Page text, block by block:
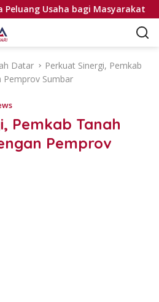
Usaha bagi Masyarakat
Datar
Perkuat Sinergi, Pemkab
Pemprov Sumbar
Pemkab Tanah
Pemprov